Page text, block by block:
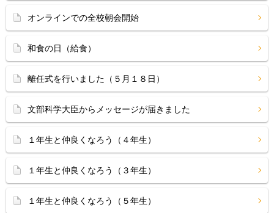
オンラインでの全校朝会開始
和食の日（給食）
離任式を行いました（５月１８日）
文部科学大臣からメッセージが届きました
１年生と仲良くなろう（４年生）
１年生と仲良くなろう（３年生）
１年生と仲良くなろう（５年生）